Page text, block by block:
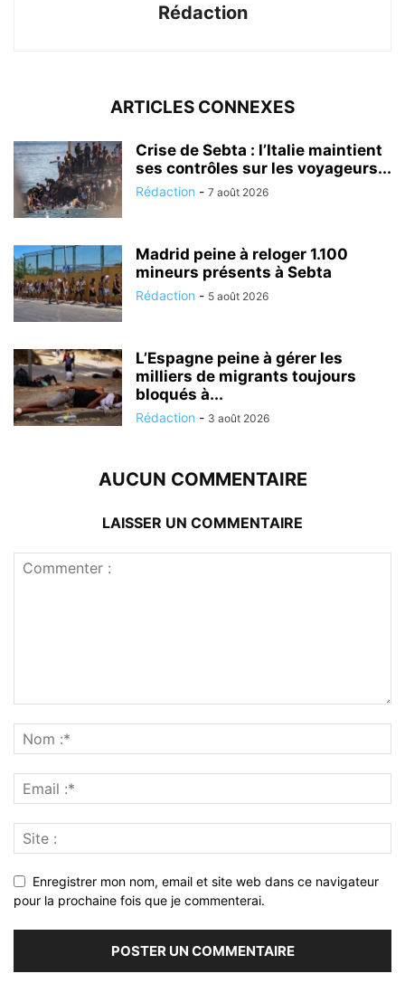
Rédaction
ARTICLES CONNEXES
Crise de Sebta : l’Italie maintient
ses contrôles sur les voyageurs...
Rédaction - 7 août 2026
Madrid peine à reloger 1.100
mineurs présents à Sebta
Rédaction - 5 août 2026
L’Espagne peine à gérer les
milliers de migrants toujours
bloqués à...
Rédaction - 3 août 2026
AUCUN COMMENTAIRE
LAISSER UN COMMENTAIRE
Enregistrer mon nom, email et site web dans ce navigateur
pour la prochaine fois que je commenterai.